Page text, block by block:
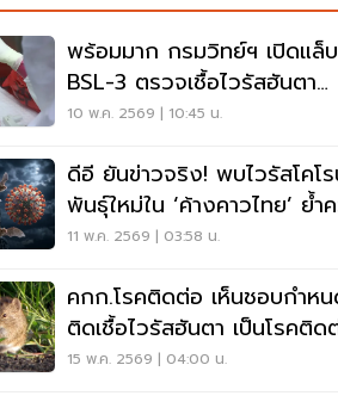
พร้อมมาก กรมวิทย์ฯ เปิดแล็บ
BSL-3 ตรวจเชื้อไวรัสฮันตา
Hantavirus
10 พ.ค. 2569 | 10:45 น.
ดีอี ยันข่าวจริง! พบไวรัสโคโร
พันธุ์ใหม่ใน ‘ค้างคาวไทย’ ย้ำ
เสี่ยงต่ำ-ยังไม่แพร่สู่คน
11 พ.ค. 2569 | 03:58 น.
คกก.โรคติดต่อ เห็นชอบกำห
ติดเชื้อไวรัสฮันตา เป็นโรคติด
อันตราย
15 พ.ค. 2569 | 04:00 น.